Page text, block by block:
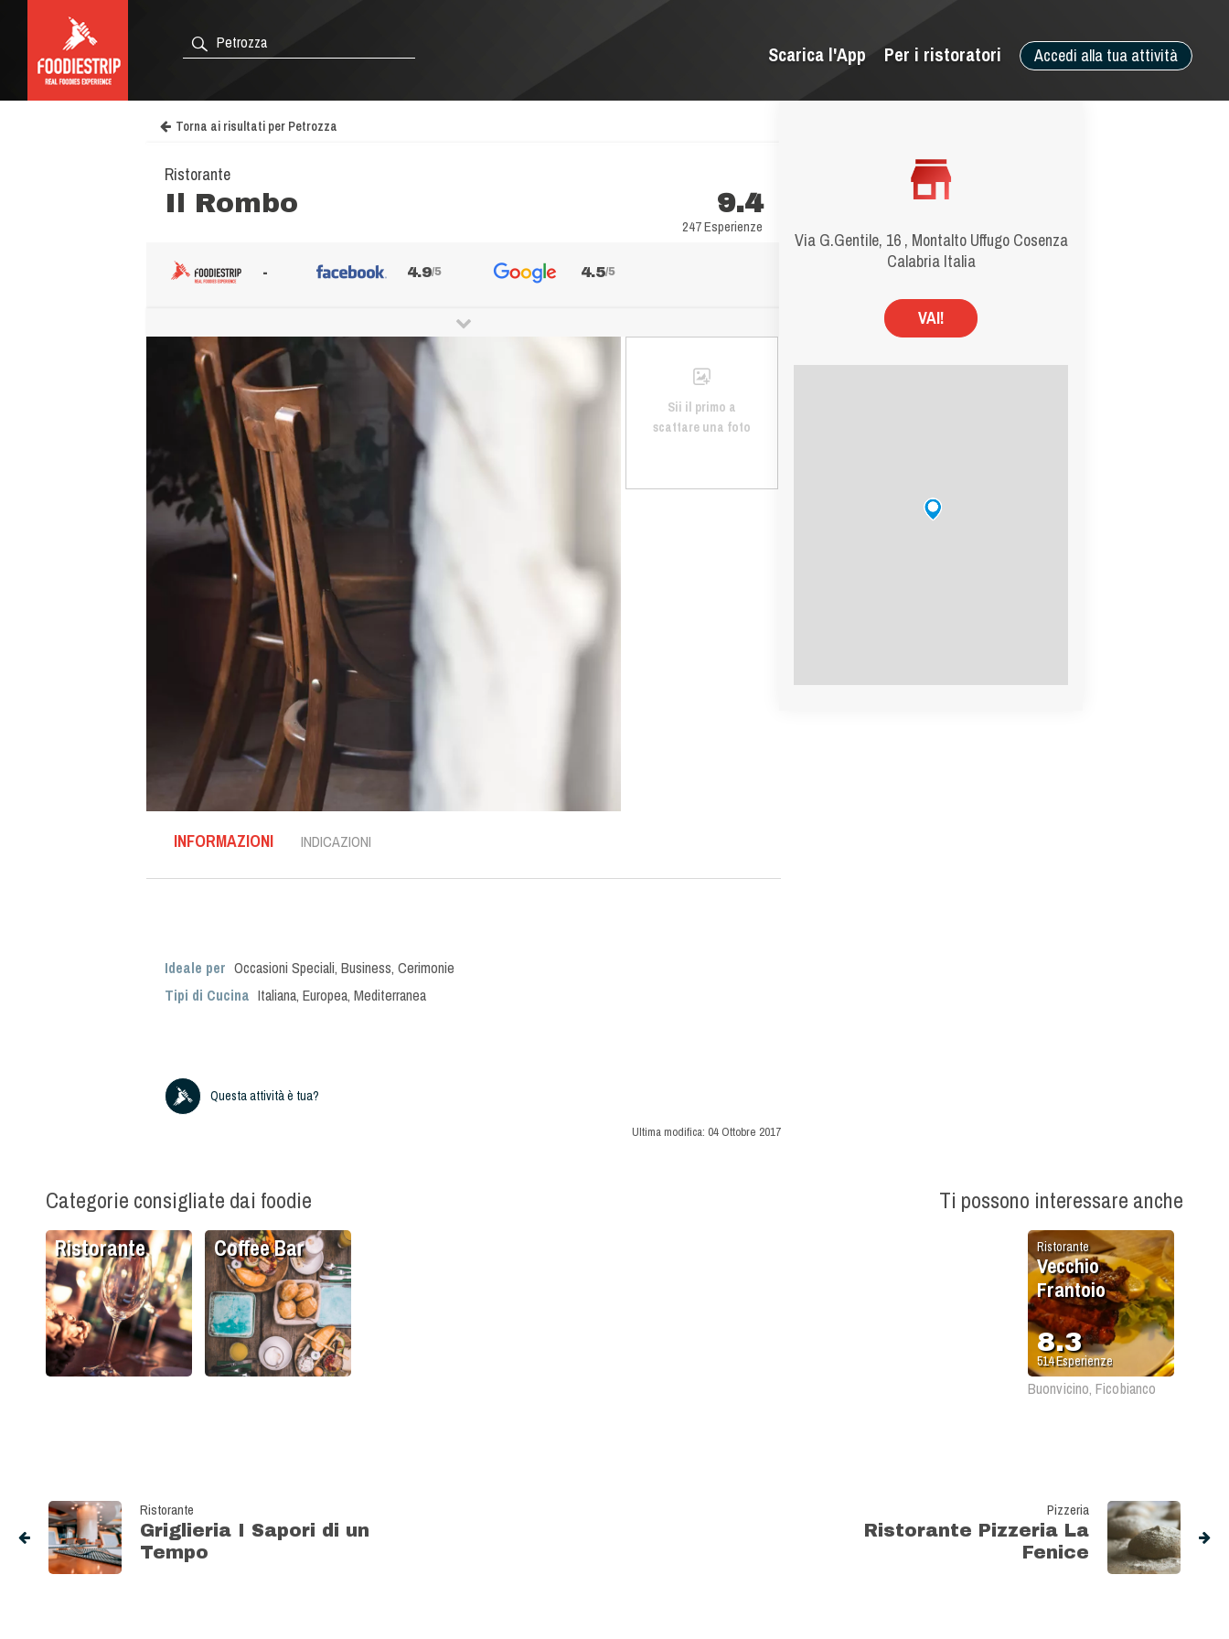
Accedi alla tua attività
Per i ristoratori
Scarica l'App
Via G.Gentile, 16 , Montalto Uffugo Cosenza
Calabria Italia
VAI!
Torna ai risultati per Petrozza
Ristorante
Il Rombo 9.4
247 Esperienze
- 4.9/5 4.5/5
Sii il primo a
scattare una foto
INFORMAZIONI INDICAZIONI
Ideale per Occasioni Speciali, Business, Cerimonie
Tipi di Cucina Italiana, Europea, Mediterranea
Questa attività è tua?
Ultima modifica: 04 Ottobre 2017
Categorie consigliate dai foodie
Ristorante Coffee Bar
Ti possono interessare anche
Ristorante
Vecchio
Frantoio
8.3
514Esperienze
Buonvicino, Ficobianco
Ristorante
Griglieria I Sapori di un
Tempo
Pizzeria
Ristorante Pizzeria La
Fenice